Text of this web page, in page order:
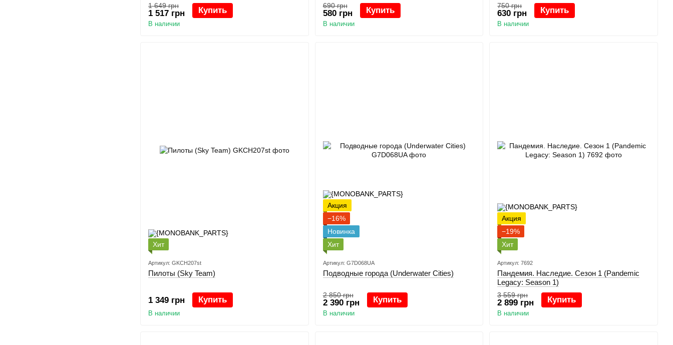
1 649 грн
1 517 грн Купить
В наличии
690 грн
580 грн Купить
В наличии
750 грн
630 грн Купить
В наличии
Хит
Артикул: GKCH207st
Пилоты (Sky Team)
1 349 грн Купить
В наличии
Акция
−16%
Новинка
Хит
Артикул: G7D068UA
Подводные города (Underwater Cities)
2 850 грн
2 390 грн Купить
В наличии
Акция
−19%
Хит
Артикул: 7692
Пандемия. Наследие. Сезон 1 (Pandemic
Legacy: Season 1)
3 559 грн
2 899 грн Купить
В наличии